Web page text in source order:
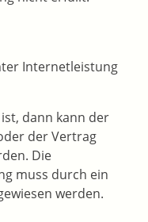
Internetleistung
dann kann der
der Vertrag
Die
muss durch ein
werden.